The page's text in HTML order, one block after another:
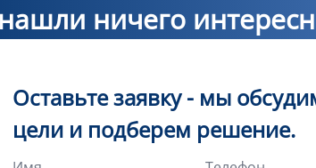
ничего
Оставьте заявку - мы
цели и подберем решение.